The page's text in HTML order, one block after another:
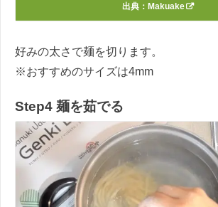
出典： Makuake
好みの太さで麺を切ります。
※おすすめのサイズは4mm
Step4 麺を茹でる